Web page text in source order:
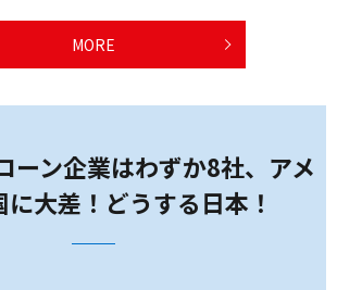
MORE
ーン企業はわずか8社、アメ
に大差！どうする日本！